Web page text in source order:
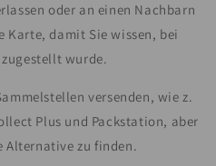
oder an einen Nachbarn
Karte, damit Sie wissen, bei
wurde.
versenden, wie z.
Plus und Packstation, aber
Alternative zu finden.